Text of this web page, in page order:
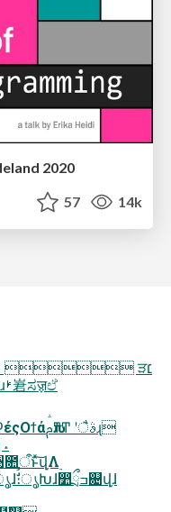
2020
57 14k
ڠಉ૊߹ίʔϓͬ͞ΆΖ ௕୩઒लथɹࢁ㟒ಸॹඒ